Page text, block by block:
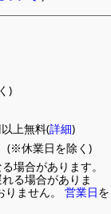
)
上無料(詳細)
(※休業日を除く)
場合があります。
る場合がありま
ません。 営業日を